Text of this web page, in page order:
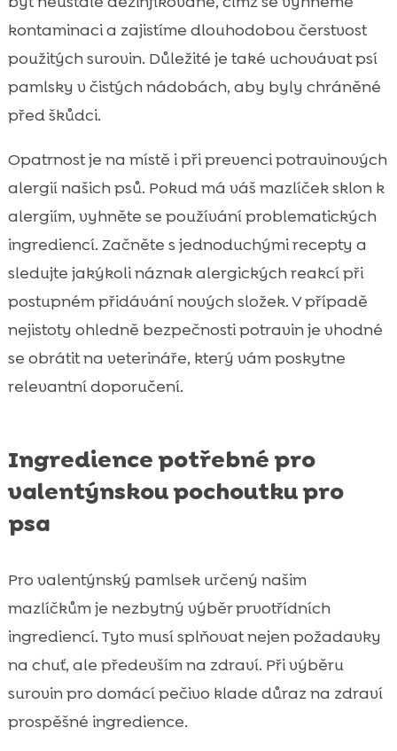
kontaminaci a zajistíme dlouhodobou čerstvost
použitých surovin. Důležité je také uchovávat psí
pamlsky v čistých nádobách, aby byly chráněné
před škůdci.
Opatrnost je na místě i při prevenci potravinových
alergií našich psů. Pokud má váš mazlíček sklon k
alergiím, vyhněte se používání problematických
ingrediencí. Začněte s jednoduchými recepty a
sledujte jakýkoli náznak alergických reakcí při
postupném přidávání nových složek. V případě
nejistoty ohledně bezpečnosti potravin je vhodné
se obrátit na veterináře, který vám poskytne
relevantní doporučení.
Ingredience potřebné pro
valentýnskou pochoutku pro
psa
Pro valentýnský pamlsek určený našim
mazlíčkům je nezbytný výběr prvotřídních
ingrediencí. Tyto musí splňovat nejen požadavky
na chuť, ale především na zdraví. Při výběru
surovin pro domácí pečivo klade důraz na zdraví
prospěšné ingredience.